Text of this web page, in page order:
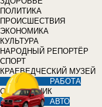
ПОЛИТИКА
ПРОИСШЕСТВИЯ
ЭКОНОМИКА
КУЛЬТУРА
НАРОДНЫЙ РЕПОРТЁР
СПОРТ
КРАЕВЕДЧЕСКИЙ МУЗЕЙ
РАБОТА
СПРАВОЧНИК
АВТО